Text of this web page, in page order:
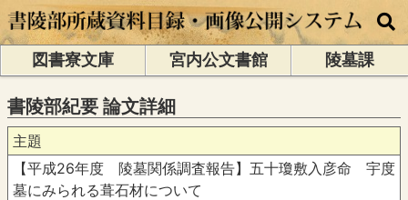
図書寮文庫 宮内公文書館 陵墓課
書陵部紀要 論文詳細
主題
【平成26年度 陵墓関係調査報告】五十瓊敷入彦命 宇度
墓にみられる葺石材について